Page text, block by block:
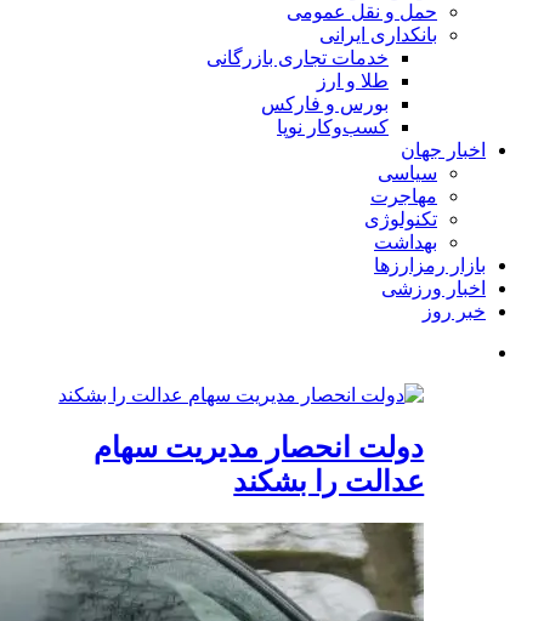
حمل و نقل عمومی
بانکداری ایرانی
خدمات تجاری بازرگانی
طلا و ارز
بورس و فارکس
کسب‌وکار نوپا
اخبار جهان
سیاسی
مهاجرت
تکنولوژی
بهداشت
بازار رمزارزها
اخبار ورزشی
خبر روز
دولت انحصار مدیریت سهام
عدالت را بشکند